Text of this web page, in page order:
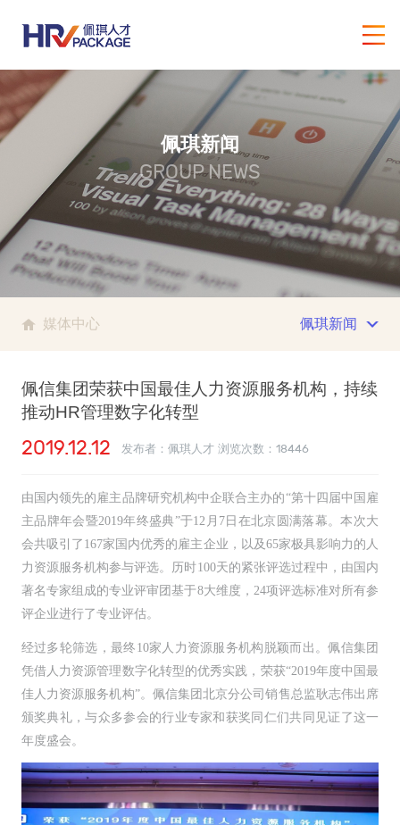
佩琪新闻
GROUP NEWS
媒体中心 佩琪新闻
佩信集团荣获中国最佳人力资源服务机构，持续
推动HR管理数字化转型
2019.12.12 发布者：佩琪人才 浏览次数： 18446
由国内领先的雇主品牌研究机构中企联合主办的“第十四届中国雇
主品牌年会暨2019年终盛典”于12月7日在北京圆满落幕。本次大
会共吸引了167家国内优秀的雇主企业，以及65家极具影响力的人
力资源服务机构参与评选。历时100天的紧张评选过程中，由国内
著名专家组成的专业评审团基于8大维度，24项评选标准对所有参
评企业进行了专业评估。
经过多轮筛选，最终10家人力资源服务机构脱颖而出。佩信集团
凭借人力资源管理数字化转型的优秀实践，荣获“2019年度中国最
佳人力资源服务机构”。佩信集团北京分公司销售总监耿志伟出席
颁奖典礼，与众多参会的行业专家和获奖同仁们共同见证了这一
年度盛会。